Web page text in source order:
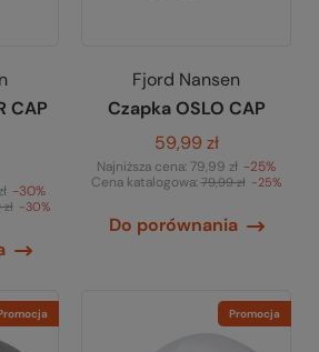
CAP
-30%
-30%
Fjord Nansen
Czapka OSLO CAP
59,99 zł
Najniższa cena: 79,99 zł -25%
Cena katalogowa:79,99 zł -25%
Do porównania
Promocja